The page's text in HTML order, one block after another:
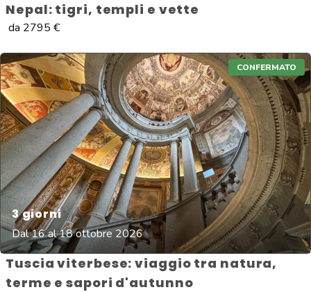
Nepal: tigri, templi e vette
da 2795 €
CONFERMATO
3giorni
Dal 16 al 18 ottobre 2026
Tuscia viterbese: viaggio tra natura,
terme e sapori d'autunno